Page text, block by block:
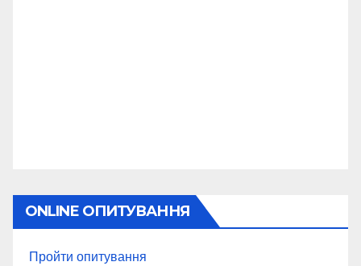
ONLINE ОПИТУВАННЯ
Пройти опитування